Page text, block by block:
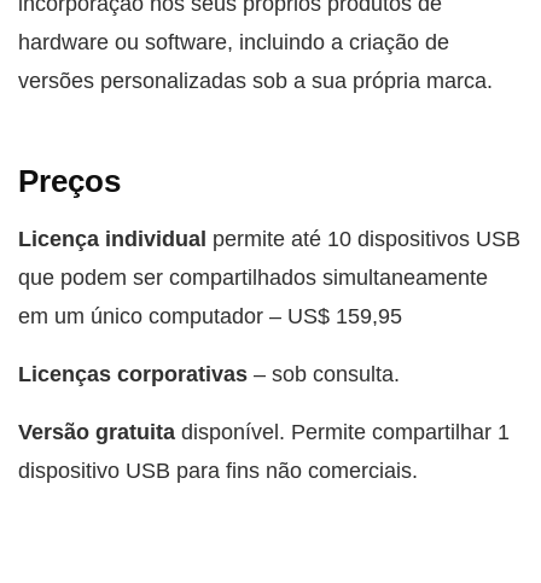
hardware ou software, incluindo a criação de
versões personalizadas sob a sua própria marca.
Preços
Licença individual permite até 10 dispositivos USB
que podem ser compartilhados simultaneamente
em um único computador – US$ 159,95
Licenças corporativas – sob consulta.
Versão gratuita disponível. Permite compartilhar 1
dispositivo USB para fins não comerciais.